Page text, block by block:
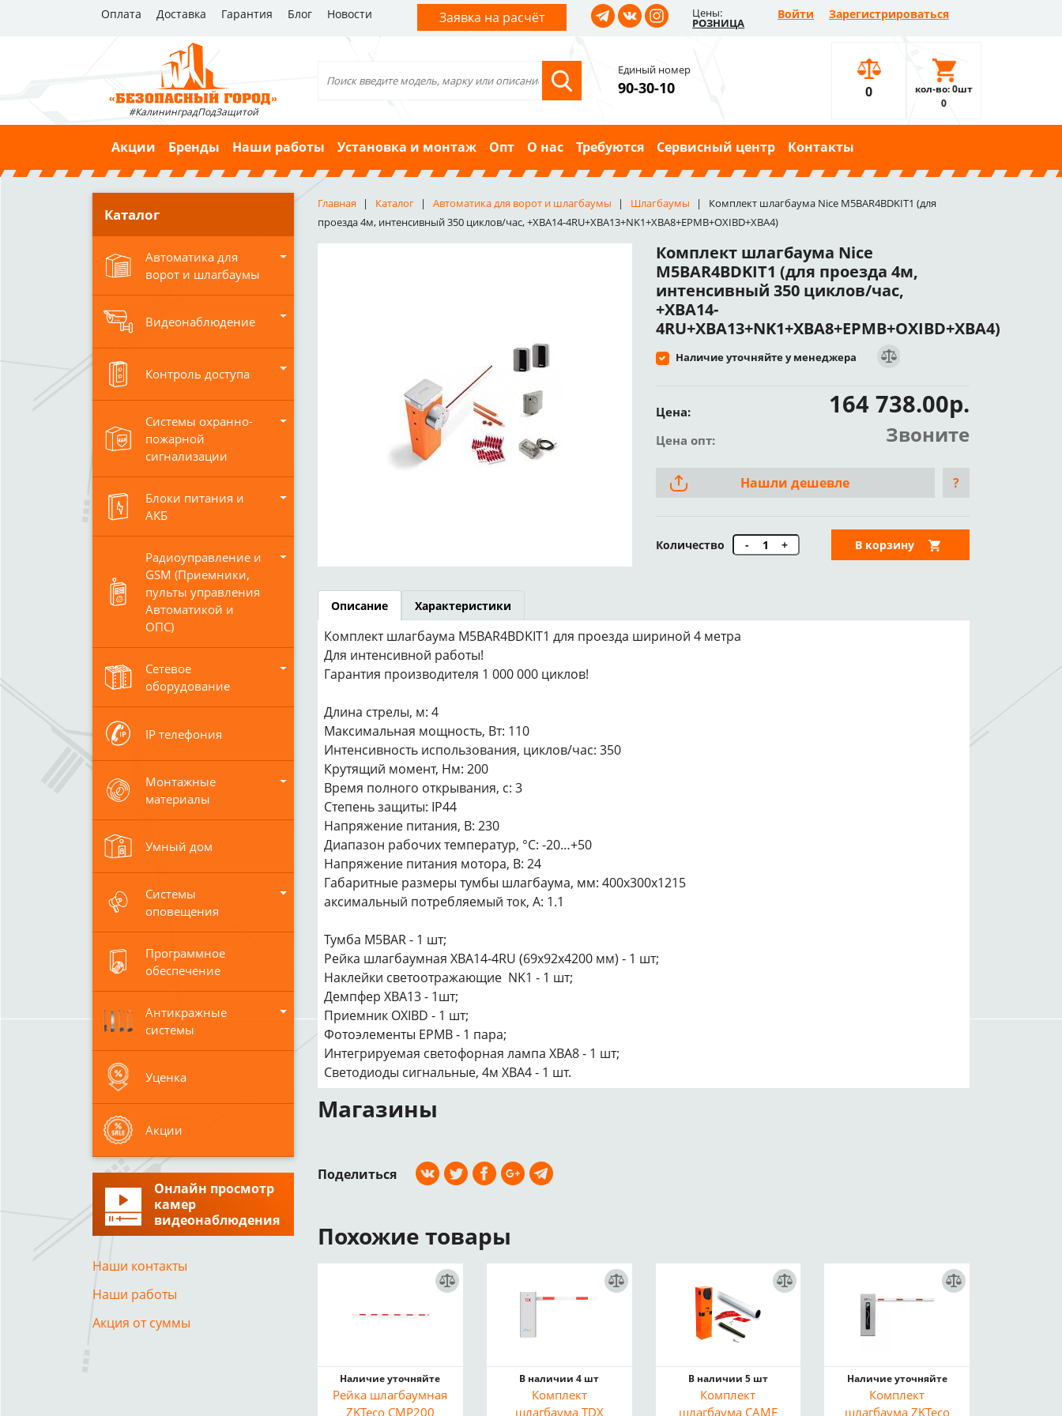
Оплата Доставка Гарантия Блог Новости Заявка на расчёт Цены:
РОЗНИЦА
Войти Зарегистрироваться
#КалининградПодЗащитой
Единый номер
90-30-10 0
кол-во: 0шт
0
Акции Бренды Наши работы Установка и монтаж Опт О нас Требуются Сервисный центр Контакты
Каталог
Автоматика для
ворот и шлагбаумы
Видеонаблюдение
Контроль доступа
Системы охранно-
пожарной
сигнализации
Блоки питания и
АКБ
Радиоуправление и
GSM (Приемники,
пульты управления
Автоматикой и
ОПС)
Сетевое
оборудование
IP телефония
Монтажные
материалы
Умный дом
Системы
оповещения
Программное
обеспечение
Антикражные
системы
Уценка
Акции
Онлайн просмотр
камер
видеонаблюдения
Наши контакты
Наши работы
Акция от суммы
Главная Каталог Автоматика для ворот и шлагбаумы Шлагбаумы
Комплект шлагбаума Nice M5BAR4BDKIT1 (для
проезда 4м, интенсивный 350 циклов/час, +XBA14-4RU+XBA13+NK1+XBA8+EPMB+OXIBD+XBA4)
Комплект шлагбаума Nice
M5BAR4BDKIT1 (для проезда 4м,
интенсивный 350 циклов/час,
+XBA14-
4RU+XBA13+NK1+XBA8+EPMB+OXIBD+XBA4)
Наличие уточняйте у менеджера
Цена: 164 738.00р.
Цена опт: Звоните
Нашли дешевле ?
Количество - + В корзину
Описание Характеристики
Комплект шлагбаума M5BAR4BDKIT1 для проезда шириной 4 метра
Для интенсивной работы!
Гарантия производителя 1 000 000 циклов!
Длина стрелы, м: 4
Максимальная мощность, Вт: 110
Интенсивность использования, циклов/час: 350
Крутящий момент, Нм: 200
Время полного открывания, с: 3
Cтепень защиты: IP44
Напряжение питания, В: 230
Диапазон рабочих температур, °С: -20…+50
Напряжение питания мотора, В: 24
Габаритные размеры тумбы шлагбаума, мм: 400х300х1215
аксимальный потребляемый ток, А: 1.1
Тумба M5BAR - 1 шт;
Рейка шлагбаумная XBA14-4RU (69х92х4200 мм) - 1 шт;
Наклейки светоотражающие NK1 - 1 шт;
Демпфер XBA13 - 1шт;
Приемник OXIBD - 1 шт;
Фотоэлементы EPMB - 1 пара;
Интегрируемая светофорная лампа XBA8 - 1 шт;
Светодиоды сигнальные, 4м XBA4 - 1 шт.
Магазины
Поделиться
Похожие товары
Наличие уточняйте
Рейка шлагбаумная
ZKTeco CMP200
В наличии 4 шт
Комплект
шлагбаума TDX
В наличии 5 шт
Комплект
шлагбаума CAME
Наличие уточняйте
Комплект
шлагбаума ZKTeco